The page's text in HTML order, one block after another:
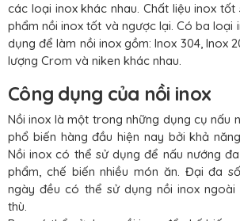
các loại inox khác nhau. Chất liệu inox
phẩm nồi inox tốt và ngược lại. Có ba loại
dụng để làm nồi inox gồm: Inox 304, Inox
lượng Crom và niken khác nhau.
Công dụng của nồi inox
Nồi inox là một trong những dụng cụ nấu
phổ biến hàng đầu hiện nay bởi khả
Nồi inox có thể sử dụng để nấu nướng
phẩm, chế biến nhiều món ăn. Đại đa
ngày đều có thể sử dụng nồi inox
thù.